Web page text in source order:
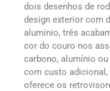
dois desenhos de
design exterior com
alumínio, três
cor do couro nos
carbono, alumínio
com custo adicional,
oferece os